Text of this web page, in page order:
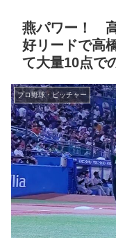
燕パワー！
好リードで高
て大量10点で
プロ野球・ピッチャー